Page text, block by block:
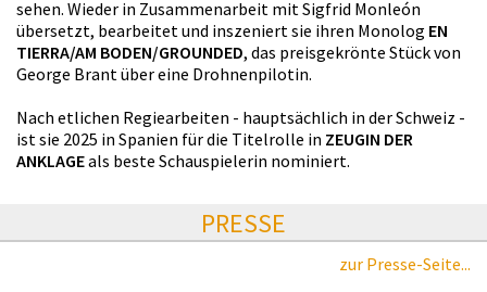
sehen. Wieder in Zusammenarbeit mit Sigfrid Monleón
übersetzt, bearbeitet und inszeniert sie ihren Monolog EN
TIERRA/AM BODEN/GROUNDED, das preisgekrönte Stück von
George Brant über eine Drohnenpilotin.
Nach etlichen Regiearbeiten - hauptsächlich in der Schweiz -
ist sie 2025 in Spanien für die Titelrolle in ZEUGIN DER
ANKLAGEals beste Schauspielerin nominiert.
PRESSE
zur Presse-Seite...